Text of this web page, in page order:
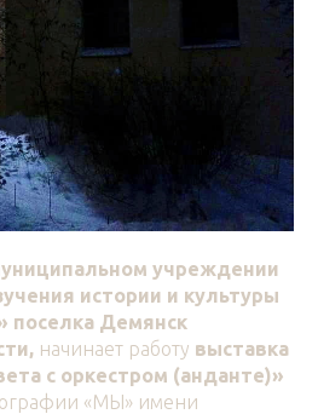
учреждении
истории и культуры
поселка Демянск
начинает работу выставка
с оркестром (анданте)»
«МЫ» имени